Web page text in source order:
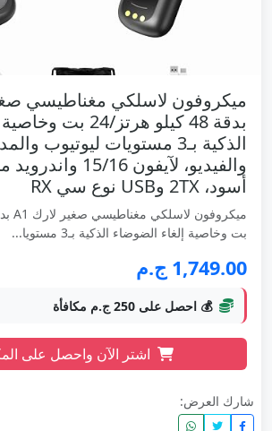
بدقة 48 كيلو هرتز/
الذكية بـ3 مستويات ليوتيوب
والفيديو، لآيفون
أسود، 2TX وUSB نوع سي RX
بت وخاصية إلغاء الضوضاء الذكية بـ3 مستويا...
1,749.00 ج.م
💰 احصل على 250 ج.م مكافأة
اشتر الآن واحصل على
شارك العرض: